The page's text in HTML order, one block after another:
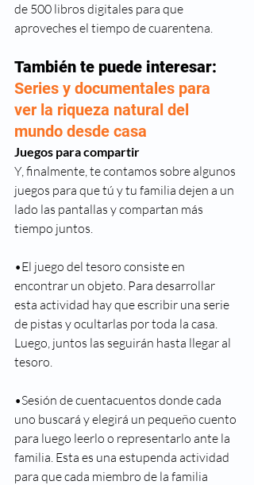
de 500 libros digitales para que
aproveches el tiempo de cuarentena.
También te puede interesar:
Series y documentales para
ver la riqueza natural del
mundo desde casa
Juegos para compartir
Y, finalmente, te contamos sobre algunos
juegos para que tú y tu familia dejen a un
lado las pantallas y compartan más
tiempo juntos.
•El juego del tesoro consiste en
encontrar un objeto. Para desarrollar
esta actividad hay que escribir una serie
de pistas y ocultarlas por toda la casa.
Luego, juntos las seguirán hasta llegar al
tesoro.
•Sesión de cuentacuentos donde cada
uno buscará y elegirá un pequeño cuento
para luego leerlo o representarlo ante la
familia. Esta es una estupenda actividad
para que cada miembro de la familia